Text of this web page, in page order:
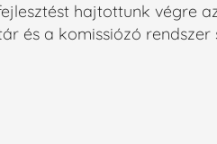
hajtottunk végre
és a komissiózó